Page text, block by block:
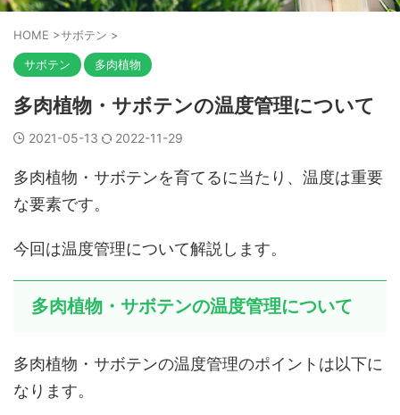
HOME >サボテン >
サボテン 多肉植物
多肉植物・サボテンの温度管理について
2021-05-13 2022-11-29
多肉植物・サボテンを育てるに当たり、温度は重要
な要素です。
今回は温度管理について解説します。
多肉植物・サボテンの温度管理について
多肉植物・サボテンの温度管理のポイントは以下に
なります。